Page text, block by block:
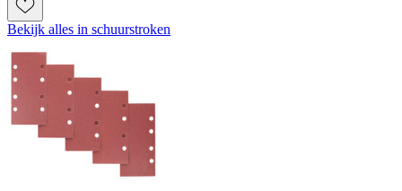
Bekijk alles in schuurstroken